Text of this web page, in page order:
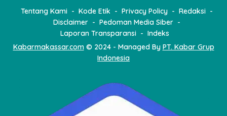
Tentang Kami Kode Etik Privacy Policy
Redaksi
Disclaimer
Pedoman Media Siber
Laporan Transparansi
Indeks
Kabarmakassar.com© 2024 - Managed By PT. Kabar Grup
Indonesia